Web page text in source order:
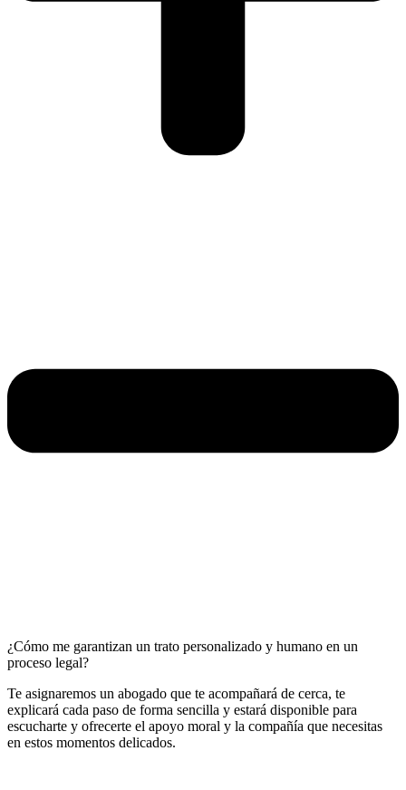
¿Cómo me garantizan un trato personalizado y humano en un
proceso legal?
Te asignaremos un abogado que te acompañará de cerca, te
explicará cada paso de forma sencilla y estará disponible para
escucharte y ofrecerte el apoyo moral y la compañía que necesitas
en estos momentos delicados.